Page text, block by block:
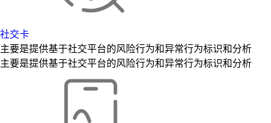
社交卡
主要是提供基于社交平台的风险行为和异常行为标识和分析
主要是提供基于社交平台的风险行为和异常行为标识和分析